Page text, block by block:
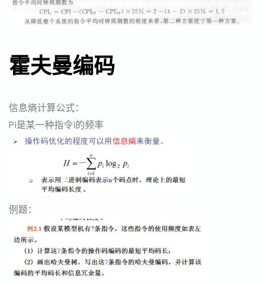
霍夫曼编码
信息熵计算公式：
Pi是某一种指令i的频率
例题：